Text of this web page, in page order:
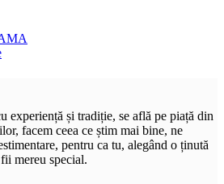
pagina
produsului.
Acest
variații.
Opțiunile
pot
fi
experiență și tradiție, se află pe piață din
facem ceea ce știm mai bine, ne
pentru ca tu, alegând o ținută
mereu special.